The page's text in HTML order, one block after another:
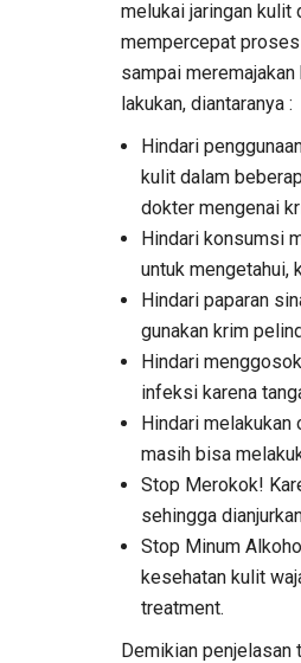
melukai jaringan kulit
mempercepat
sampai
lakukan, diantaranya :
Hindari
kulit dalam
dokter mengenai
Hindari konsumsi
untuk mengetahui,
Hindari paparan
gunakan krim
Hindari
infeksi karena
Hindari melakukan
masih bisa
Stop Merokok!
sehingga
Stop Minum
kesehatan kulit
treatment.
Demikian penjelasan